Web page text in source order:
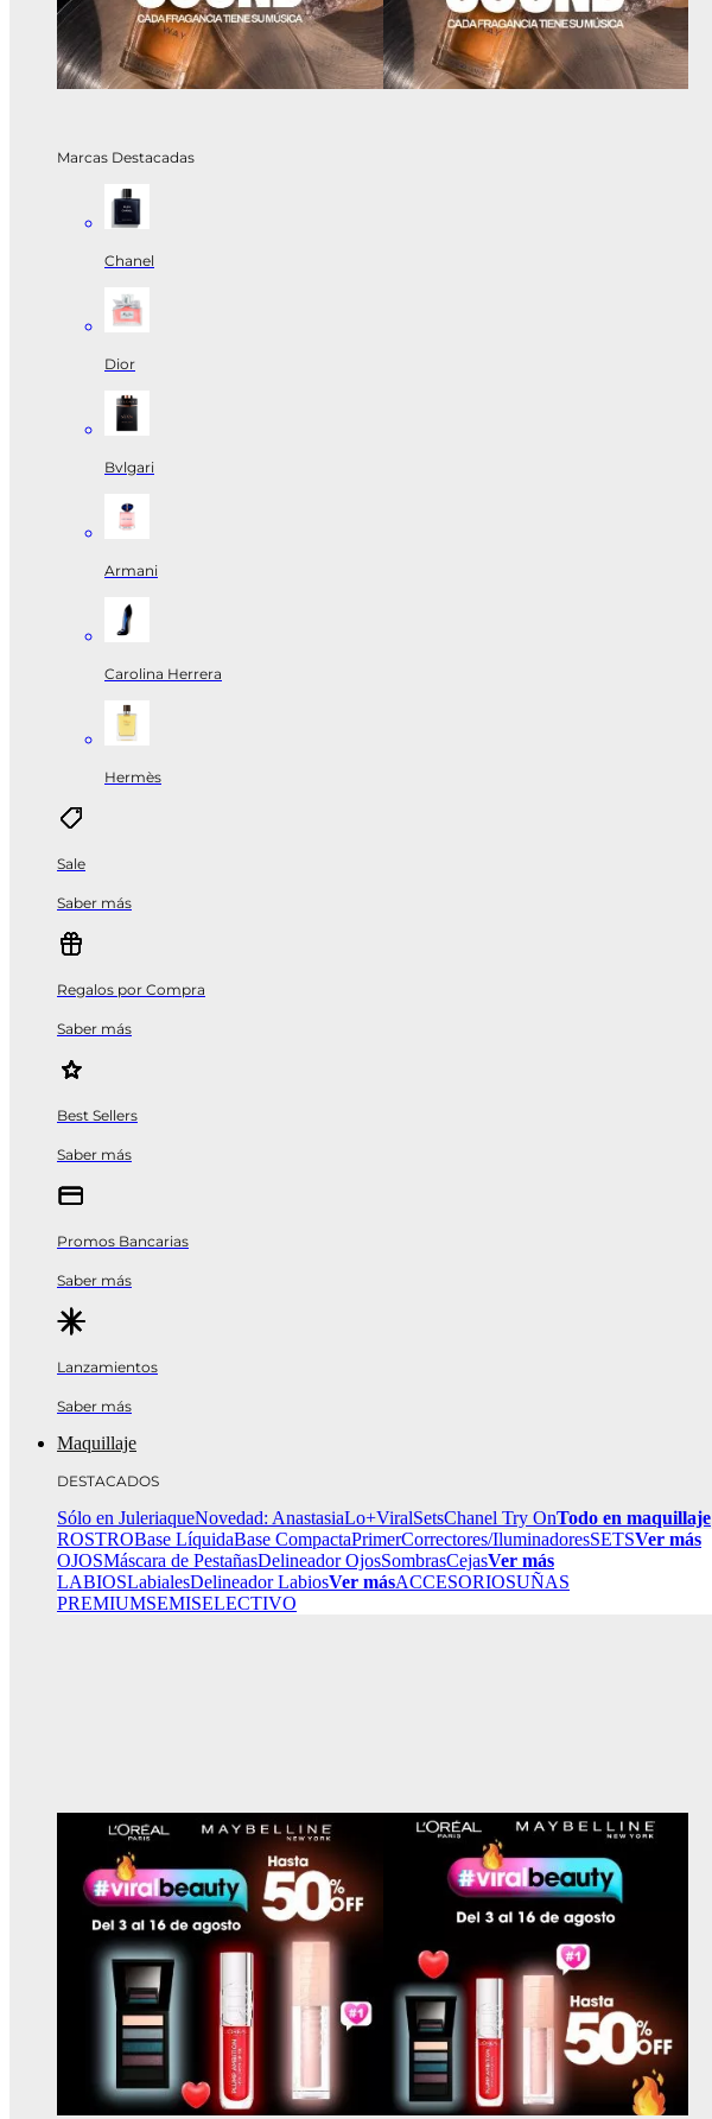
Marcas Destacadas
Chanel
Dior
Bvlgari
Armani
Carolina Herrera
Hermès
Sale
Saber más
Regalos por Compra
Saber más
Best Sellers
Saber más
Promos Bancarias
Saber más
Lanzamientos
Saber más
Maquillaje
DESTACADOS
Sólo en JuleriaqueNovedad: AnastasiaLo+ViralSetsChanel Try OnTodo en maquillaje
ROSTROBase LíquidaBase CompactaPrimerCorrectores/IluminadoresSETSVer más
OJOSMáscara de PestañasDelineador OjosSombrasCejasVer más
LABIOSLabialesDelineador LabiosVer másACCESORIOSUÑAS
PREMIUMSEMISELECTIVO